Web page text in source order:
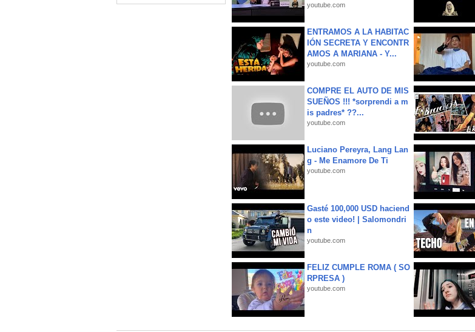
youtube.com
ENTRAMOS A LA HABITAC
IÓN SECRETA Y ENCONTR
AMOS A MARIANA - Y...
youtube.com
COMPRE EL AUTO DE MIS
SUEÑOS !!! *sorprendi a m
is padres* ??...
youtube.com
Luciano Pereyra, Lang Lan
g - Me Enamore De Ti
youtube.com
Gasté 100,000 USD haciend
o este video! | Salomondri
n
youtube.com
FELIZ CUMPLE ROMA ( SO
RPRESA )
youtube.com